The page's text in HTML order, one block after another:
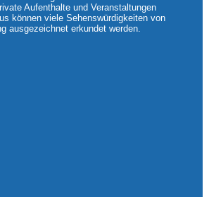
Aufenthalte und Veranstaltungen
können viele Sehenswürdigkeiten von
ausgezeichnet erkundet werden.